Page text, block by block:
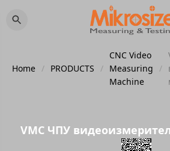
Home / PRODUCTS /
CNC Video
Measuring
Machine
/
VMC ЧПУ